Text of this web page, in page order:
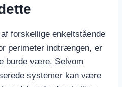
forskellige enkeltstående
perimeter indtrængen, er
burde være. Selvom
systemer kan være